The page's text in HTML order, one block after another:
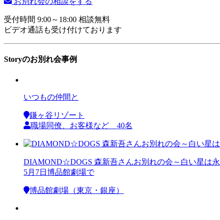
受付時間 9:00～18:00 相談無料
ビデオ通話も受け付けております
Storyのお別れ会事例
いつもの仲間と
鎌ヶ谷リゾート
職場同僚、お客様など 40名
DIAMOND☆DOGS 森新吾さんお別れの会～白い星は
5月7日博品館劇場で
博品館劇場（東京・銀座）